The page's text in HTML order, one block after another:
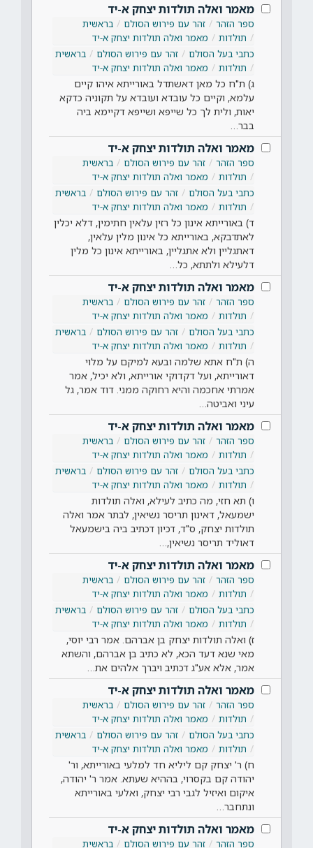
מאמר ואלה תולדות יצחק א-יד
ספר הזהר זהר עם פירוש הסולם
בראשית
תולדות
מאמר ואלה תולדות יצחק א-יד
כתבי בעל הסולם
זהר עם פירוש הסולם
בראשית
תולדות
מאמר ואלה תולדות יצחק א-יד
ג) ת"ח כל מאן דאשתדל באורייתא איהו קיים
עלמא, וקיים כל עובדא ועובדא על תקוניה כדקא
יאות, ולית לך כל שייפא ושייפא דקיימא ביה
בבר…
מאמר ואלה תולדות יצחק א-יד
ספר הזהר זהר עם פירוש הסולם
בראשית
תולדות
מאמר ואלה תולדות יצחק א-יד
כתבי בעל הסולם
זהר עם פירוש הסולם
בראשית
תולדות
מאמר ואלה תולדות יצחק א-יד
ד) באורייתא אינון כל רזין עלאין חתימין, דלא יכלין
לאתדבקא, באורייתא כל אינון מלין עלאין,
דאתגליין ולא אתגליין, באורייתא אינון כל מלין
דלעילא ולתתא, כל…
מאמר ואלה תולדות יצחק א-יד
ספר הזהר זהר עם פירוש הסולם
בראשית
תולדות
מאמר ואלה תולדות יצחק א-יד
כתבי בעל הסולם
זהר עם פירוש הסולם
בראשית
תולדות
מאמר ואלה תולדות יצחק א-יד
ה) ת"ח אתא שלמה ובעא למיקם על מלוי
דאורייתא, ועל דקדוקי אורייתא, ולא יכיל, אמר
אמרתי אחכמה והיא רחוקה ממני. דוד אמר, גל
עיני ואביטה…
מאמר ואלה תולדות יצחק א-יד
ספר הזהר זהר עם פירוש הסולם
בראשית
תולדות
מאמר ואלה תולדות יצחק א-יד
כתבי בעל הסולם
זהר עם פירוש הסולם
בראשית
תולדות
מאמר ואלה תולדות יצחק א-יד
ו) תא חזי, מה כתיב לעילא, ואלה תולדות
ישמעאל, דאינון תריסר נשיאין, לבתר אמר ואלה
תולדות יצחק, ס"ד, דכיון דכתיב ביה בישמעאל
דאוליד תריסר נשיאין,…
מאמר ואלה תולדות יצחק א-יד
ספר הזהר זהר עם פירוש הסולם
בראשית
תולדות
מאמר ואלה תולדות יצחק א-יד
כתבי בעל הסולם
זהר עם פירוש הסולם
בראשית
תולדות
מאמר ואלה תולדות יצחק א-יד
ז) ואלה תולדות יצחק בן אברהם. אמר רבי יוסי,
מאי שנא דעד הכא, לא כתיב בן אברהם, והשתא
אמר, אלא אע"ג דכתיב ויברך אלהים את…
מאמר ואלה תולדות יצחק א-יד
ספר הזהר זהר עם פירוש הסולם
בראשית
תולדות
מאמר ואלה תולדות יצחק א-יד
כתבי בעל הסולם
זהר עם פירוש הסולם
בראשית
תולדות
מאמר ואלה תולדות יצחק א-יד
ח) ר' יצחק קם ליליא חד למלעי באורייתא, ור'
יהודה קם בקסרוי, בההיא שעתא. אמר ר' יהודה,
איקום ואיזיל לגבי רבי יצחק, ואלעי באורייתא
ונתחבר…
מאמר ואלה תולדות יצחק א-יד
ספר הזהר זהר עם פירוש הסולם
בראשית